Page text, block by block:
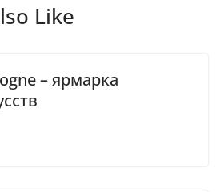
Like
– ярмарка